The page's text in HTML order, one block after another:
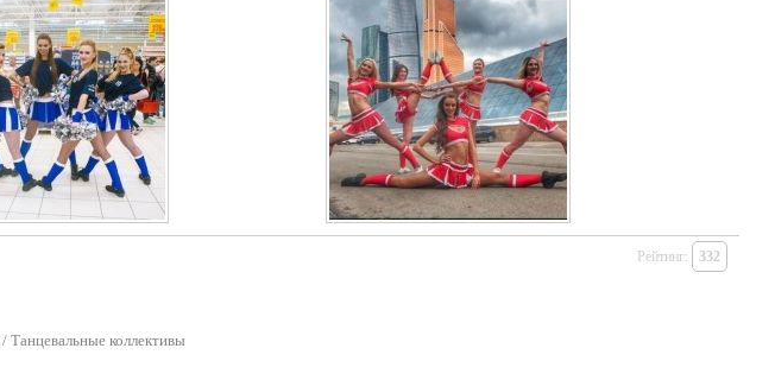
/ Танцевальные коллективы
Рейтинг: 332